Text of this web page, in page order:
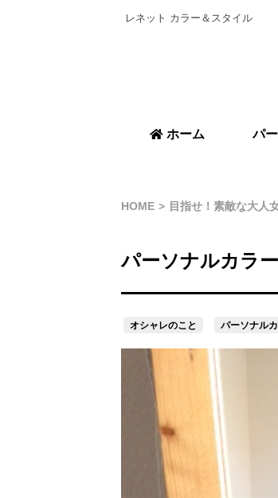
レネット カラー＆スタイル
ホーム パ
HOME 目指せ！素敵な大人
パーソナルカラ
オシャレのこと パーソナル